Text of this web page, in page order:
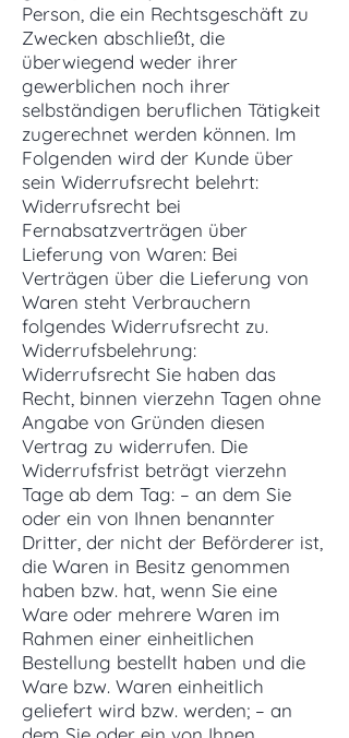
Person, die ein Rechtsgeschäft zu
Zwecken abschließt, die
überwiegend weder ihrer
gewerblichen noch ihrer
selbständigen beruflichen Tätigkeit
zugerechnet werden können. Im
Folgenden wird der Kunde über
sein Widerrufsrecht belehrt:
Widerrufsrecht bei
Fernabsatzverträgen über
Lieferung von Waren: Bei
Verträgen über die Lieferung von
Waren steht Verbrauchern
folgendes Widerrufsrecht zu.
Widerrufsbelehrung:
Widerrufsrecht Sie haben das
Recht, binnen vierzehn Tagen ohne
Angabe von Gründen diesen
Vertrag zu widerrufen. Die
Widerrufsfrist beträgt vierzehn
Tage ab dem Tag: – an dem Sie
oder ein von Ihnen benannter
Dritter, der nicht der Beförderer ist,
die Waren in Besitz genommen
haben bzw. hat, wenn Sie eine
Ware oder mehrere Waren im
Rahmen einer einheitlichen
Bestellung bestellt haben und die
Ware bzw. Waren einheitlich
geliefert wird bzw. werden; – an